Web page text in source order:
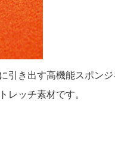
引き出す高機能スポン
レッチ素材です。